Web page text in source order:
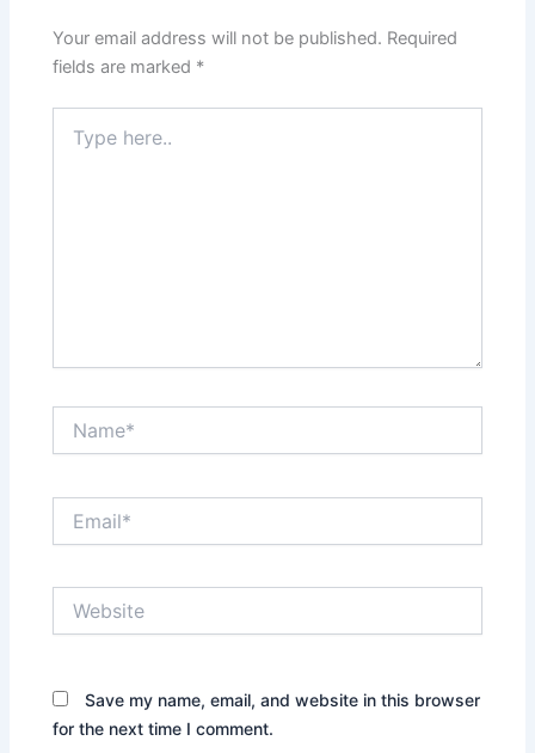
k
Your email address will not be published. Required
fields are marked *
here..
Save my name, email, and website in this browser
for the next time I comment.